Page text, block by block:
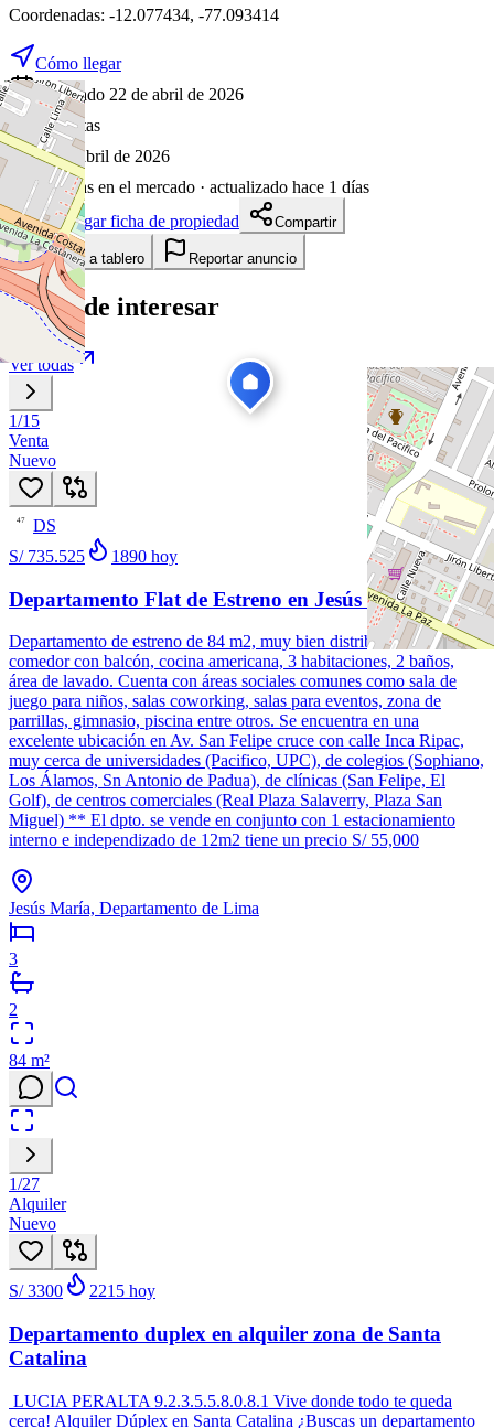
Coordenadas: -12.077434, -77.093414
Cómo llegar
Publicado 22 de abril de 2026
38visitas
22 de abril de 2026
106días en el mercado · actualizado hace 1 días
Descargar ficha de propiedad
Compartir
Añadir a tablero Reportar anuncio
Te puede interesar
Ver todas
1/15
Venta
Nuevo
47
DS
S/ 735.525
1890 hoy
Departamento Flat de Estreno en Jesús María
Departamento de estreno de 84 m2, muy bien distribuido en sala
comedor con balcón, cocina americana, 3 habitaciones, 2 baños,
área de lavado. Cuenta con áreas sociales comunes como sala de
juego para niños, salas coworking, salas para eventos, zona de
parrillas, gimnasio, piscina entre otros. Se encuentra en una
excelente ubicación en Av. San Felipe cruce con calle Inca Ripac,
muy cerca de universidades (Pacifico, UPC), de colegios (Sophiano,
Los Álamos, Sn Antonio de Padua), de clínicas (San Felipe, El
Golf), de centros comerciales (Real Plaza Salaverry, Plaza San
Miguel) ** El dpto. se vende en conjunto con 1 estacionamiento
interno e independizado de 12m2 tiene un precio S/ 55,000
Jesús María, Departamento de Lima
3
2
84 m²
1/27
Alquiler
Nuevo
S/ 3300 2215 hoy
Departamento duplex en alquiler zona de Santa
Catalina
LUCIA PERALTA 9.2.3.5.5.8.0.8.1 Vive donde todo te queda
cerca! Alquiler Dúplex en Santa Catalina ¿Buscas un departamento